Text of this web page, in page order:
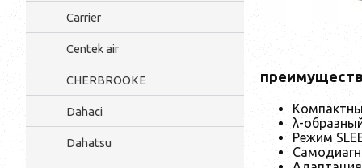
Carrier
Centek air
CHERBROOKE
Dahaci
Dahatsu
λ-
Режим